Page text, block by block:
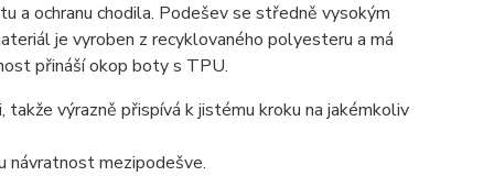
a ochranu chodila. Podešev se středně vysokým
je vyroben z recyklovaného polyesteru a má
přináší okop boty s TPU.
výrazně přispívá k jistému kroku na jakémkoliv
návratnost mezipodešve.